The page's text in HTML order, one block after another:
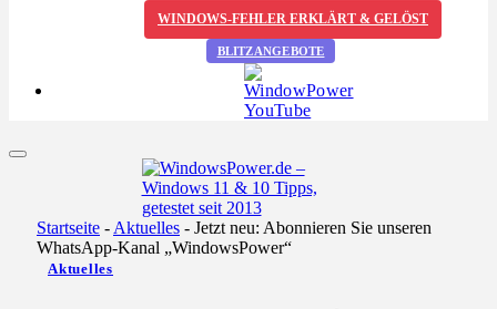
WINDOWS-FEHLER ERKLÄRT & GELÖST
BLITZANGEBOTE
Startseite - Aktuelles - Jetzt neu: Abonnieren Sie unseren
WhatsApp-Kanal „WindowsPower“
Aktuelles